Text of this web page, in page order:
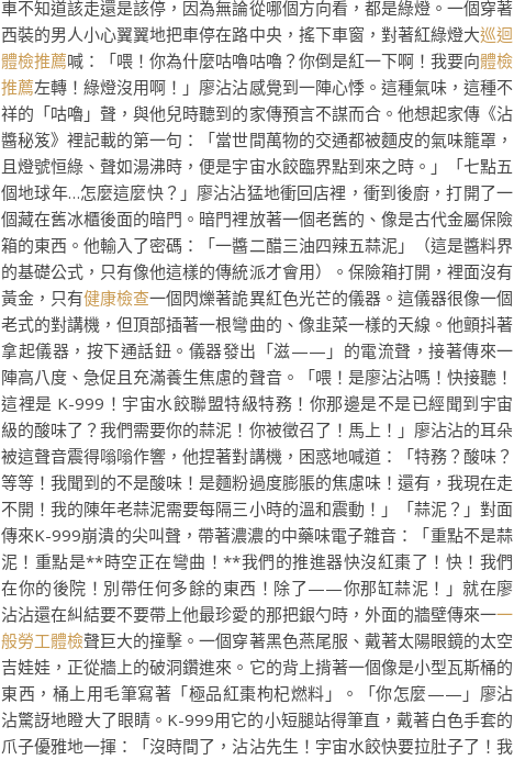
車不知道該走還是該停，因為無論從哪個方向看，都是綠燈。一個穿著
西裝的男人小心翼翼地把車停在路中央，搖下車窗，對著紅綠燈大巡迴
體檢推薦喊：「喂！你為什麼咕嚕咕嚕？你倒是紅一下啊！我要向體檢
推薦左轉！綠燈沒用啊！」廖沾沾感覺到一陣心悸。這種氣味，這種不
祥的「咕嚕」聲，與他兒時聽到的家傳預言不謀而合。他想起家傳《沾
醬秘笈》裡記載的第一句：「當世間萬物的交通都被麵皮的氣味籠罩，
且燈號恒綠、聲如湯沸時，便是宇宙水餃臨界點到來之時。」「七點五
個地球年…怎麼這麼快？」廖沾沾猛地衝回店裡，衝到後廚，打開了一
個藏在舊冰櫃後面的暗門。暗門裡放著一個老舊的、像是古代金屬保險
箱的東西。他輸入了密碼：「一醬二醋三油四辣五蒜泥」（這是醬料界
的基礎公式，只有像他這樣的傳統派才會用）。保險箱打開，裡面沒有
黃金，只有健康檢查一個閃爍著詭異紅色光芒的儀器。這儀器很像一個
老式的對講機，但頂部插著一根彎曲的、像韭菜一樣的天線。他顫抖著
拿起儀器，按下通話鈕。儀器發出「滋——」的電流聲，接著傳來一
陣高八度、急促且充滿養生焦慮的聲音。「喂！是廖沾沾嗎！快接聽！
這裡是 K-999！宇宙水餃聯盟特級特務！你那邊是不是已經聞到宇宙
級的酸味了？我們需要你的蒜泥！你被徵召了！馬上！」廖沾沾的耳朵
被這聲音震得嗡嗡作響，他捏著對講機，困惑地喊道：「特務？酸味？
等等！我聞到的不是酸味！是麵粉過度膨脹的焦慮味！還有，我現在走
不開！我的陳年老蒜泥需要每隔三小時的溫和震動！」「蒜泥？」對面
傳來K-999崩潰的尖叫聲，帶著濃濃的中藥味電子雜音：「重點不是蒜
泥！重點是**時空正在彎曲！**我們的推進器快沒紅棗了！快！我們
在你的後院！別帶任何多餘的東西！除了——你那缸蒜泥！」就在廖
沾沾還在糾結要不要帶上他最珍愛的那把銀勺時，外面的牆壁傳來一一
般勞工體檢聲巨大的撞擊。一個穿著黑色燕尾服、戴著太陽眼鏡的太空
吉娃娃，正從牆上的破洞鑽進來。它的背上揹著一個像是小型瓦斯桶的
東西，桶上用毛筆寫著「極品紅棗枸杞燃料」。「你怎麼——」廖沾
沾驚訝地瞪大了眼睛。K-999用它的小短腿站得筆直，戴著白色手套的
爪子優雅地一揮：「沒時間了，沾沾先生！宇宙水餃快要拉肚子了！我